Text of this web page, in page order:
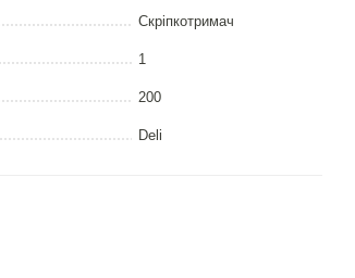
Скріпкотримач
1
200
Deli